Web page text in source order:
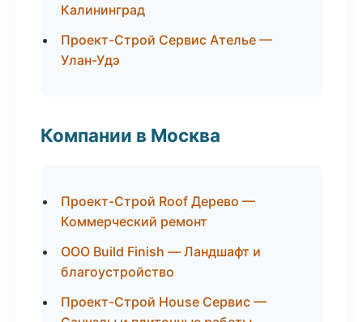
Калининград
Проект-Строй Сервис Ателье —
Улан-Удэ
Компании в Москва
Проект-Строй Roof Дерево —
Коммерческий ремонт
ООО Build Finish — Ландшафт и
благоустройство
Проект-Строй House Сервис —